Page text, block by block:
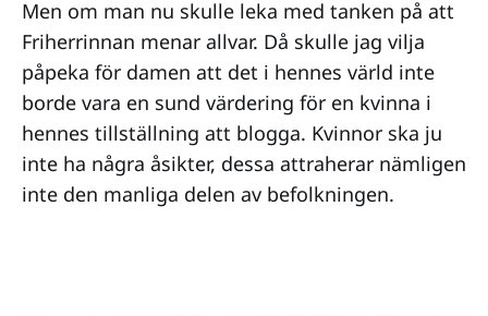
Men om man nu skulle leka med tanken på att
Friherrinnan menar allvar. Då skulle jag vilja
påpeka för damen att det i hennes värld inte
borde vara en sund värdering för en kvinna i
hennes tillställning att blogga. Kvinnor ska ju
inte ha några åsikter, dessa attraherar nämligen
inte den manliga delen av befolkningen.